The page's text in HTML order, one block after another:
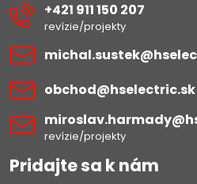
+421 911 150 207
revízie/projekty
obchod​@hselectric​.sk
revízie/projekty
Pridajte sa k nám